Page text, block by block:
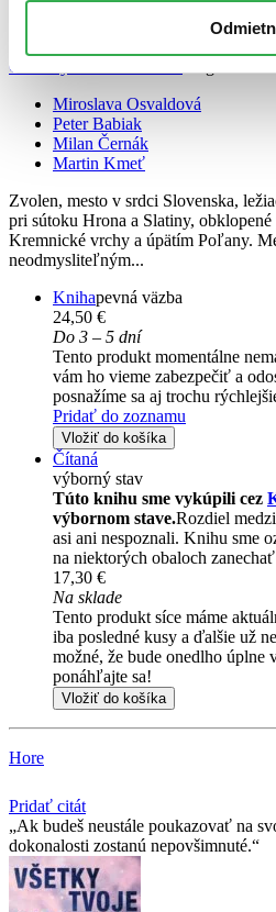
Čarovný Zvolen a okolie
Miroslava Osvaldová
Peter Babiak
Milan Černák
Martin Kmeť
Zvolen, mesto v srdci Slovenska,
pri sútoku Hrona a Slatiny,
Kremnické vrchy a úpätím Poľany.
neodmysliteľným...
Knihapevná väzba
24,50 €
Do 3 – 5 dní
Tento produkt momentálne
vám ho vieme zabezpečiť a
posnažíme sa aj trochu
Pridať do zoznamu
Vložiť do košíka
Čítaná
výborný stav
Túto knihu sme vykúpili cez
výbornom stave.Rozdiel
asi ani nespoznali. Knihu sme
na niektorých obaloch
17,30 €
Na sklade
Tento produkt síce máme
iba posledné kusy a ďalšie už
možné, že bude onedlho úplne
ponáhľajte sa!
Vložiť do košíka
Hore
Pridať citát
Ak budeš neustále poukazovať na
dokonalosti zostanú nepovšimnuté.